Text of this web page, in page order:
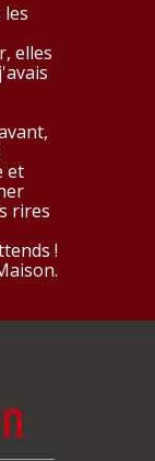
les
elles
et
rires
!